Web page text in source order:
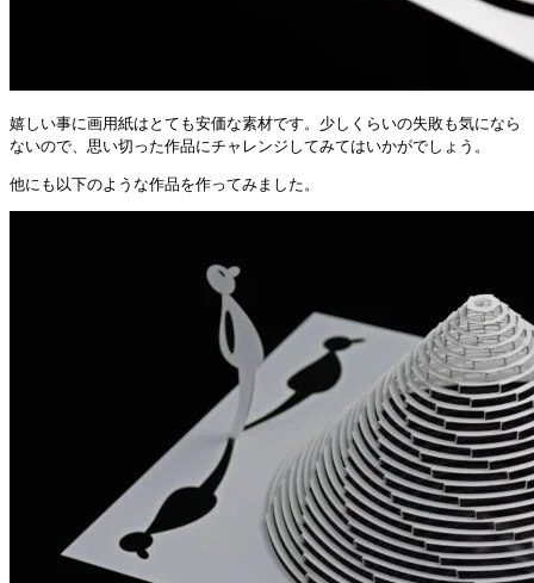
嬉しい事に画用紙はとても安価な素材です。少しくらいの失敗も気になら
ないので、思い切った作品にチャレンジしてみてはいかがでしょう。
他にも以下のような作品を作ってみました。